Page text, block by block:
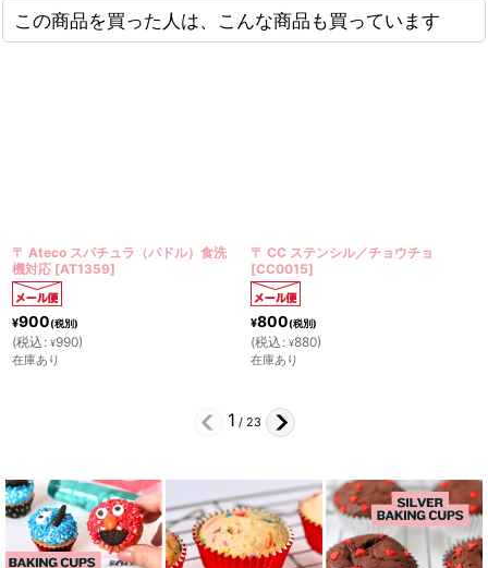
この商品を買った人は、こんな商品も買っています
スパチュラ（パドル）食洗
AT1359]
別)
990)
〒 CC ステンシル／チョウチョ
CC0015]
(税別)
880)
2 /23